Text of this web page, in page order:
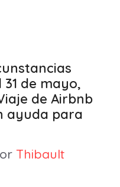
de mayo,
de Airbnb
ayuda para
Thibault